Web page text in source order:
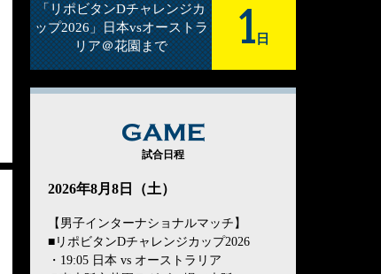
「リポビタンDチャレンジカ
ップ2026」日本vsオーストラ
リア＠花園まで
1 日
GAME
試合日程
2026年8月8日（土）
【男子インターナショナルマッチ】
■リポビタンDチャレンジカップ2026
・19:05 日本 vs オーストラリア